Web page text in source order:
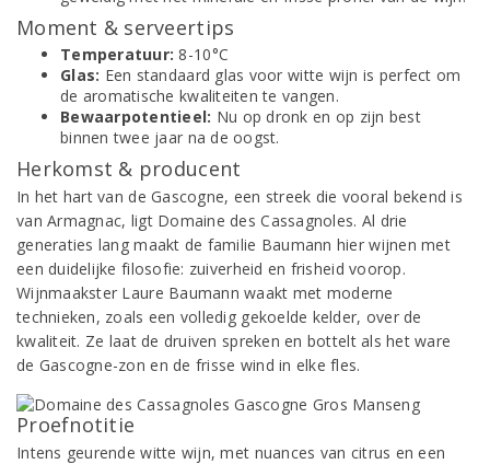
Moment & serveertips
Temperatuur: 8-10°C
Glas: Een standaard glas voor witte wijn is perfect om
de aromatische kwaliteiten te vangen.
Bewaarpotentieel: Nu op dronk en op zijn best
binnen twee jaar na de oogst.
Herkomst & producent
In het hart van de Gascogne, een streek die vooral bekend is
van Armagnac, ligt Domaine des Cassagnoles. Al drie
generaties lang maakt de familie Baumann hier wijnen met
een duidelijke filosofie: zuiverheid en frisheid voorop.
Wijnmaakster Laure Baumann waakt met moderne
technieken, zoals een volledig gekoelde kelder, over de
kwaliteit. Ze laat de druiven spreken en bottelt als het ware
de Gascogne-zon en de frisse wind in elke fles.
Proefnotitie
Intens geurende witte wijn, met nuances van citrus en een